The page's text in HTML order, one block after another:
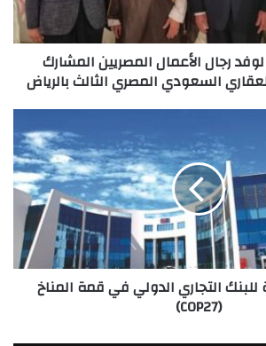
رجال الأعمال المصريين المشارك
السعودي المصري الثالث بالرياض
التجاري الدولي في قمة المناخ
(COP27)